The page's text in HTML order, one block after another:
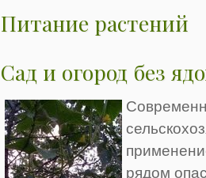
Питание растений
Сад и огород без
рядом